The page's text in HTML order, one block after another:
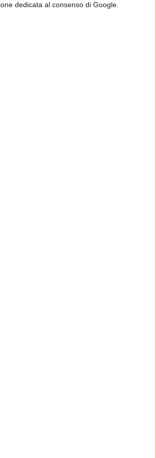
dedicata al consenso di Google.